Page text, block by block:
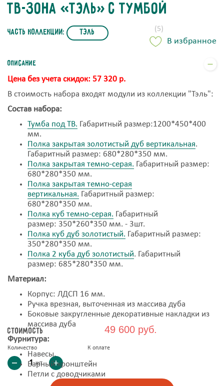
Стоимость 49 600 руб.
Количество
шт
К оплате
ТВ-зона «Тэль» с тумбой
часть коллекции: Тэль (5)
В избранное
Описание
Цена без учета скидок: 57 320 р.
В стоимость набора входят модули из коллекции "Тэль":
Состав набора:
Тумба под ТВ. Габаритный размер:1200*450*400
мм.
Полка закрытая золотистый дуб вертикальная.
Габаритный размер: 680*280*350 мм.
Полка закрытая темно-серая. Габаритный размер:
680*280*350 мм.
Полка закрытая темно-серая
вертикальная. Габаритный размер:
680*280*350 мм.
Полка куб темно-серая. Габаритный
размер: 350*260*350 мм. - 3шт.
Полка куб дуб золотистый. Габаритный размер:
350*280*350 мм.
Полка 2 куба дуб золотистый. Габаритный
размер: 685*280*350 мм.
Материал:
Корпус: ЛДСП 16 мм.
Ручка врезная, выточенная из массива дуба
Боковые закругленные декоративные накладки из
массива дуба
Фурнитура:
Навесы.
Барный кронштейн
Петли с доводчиками